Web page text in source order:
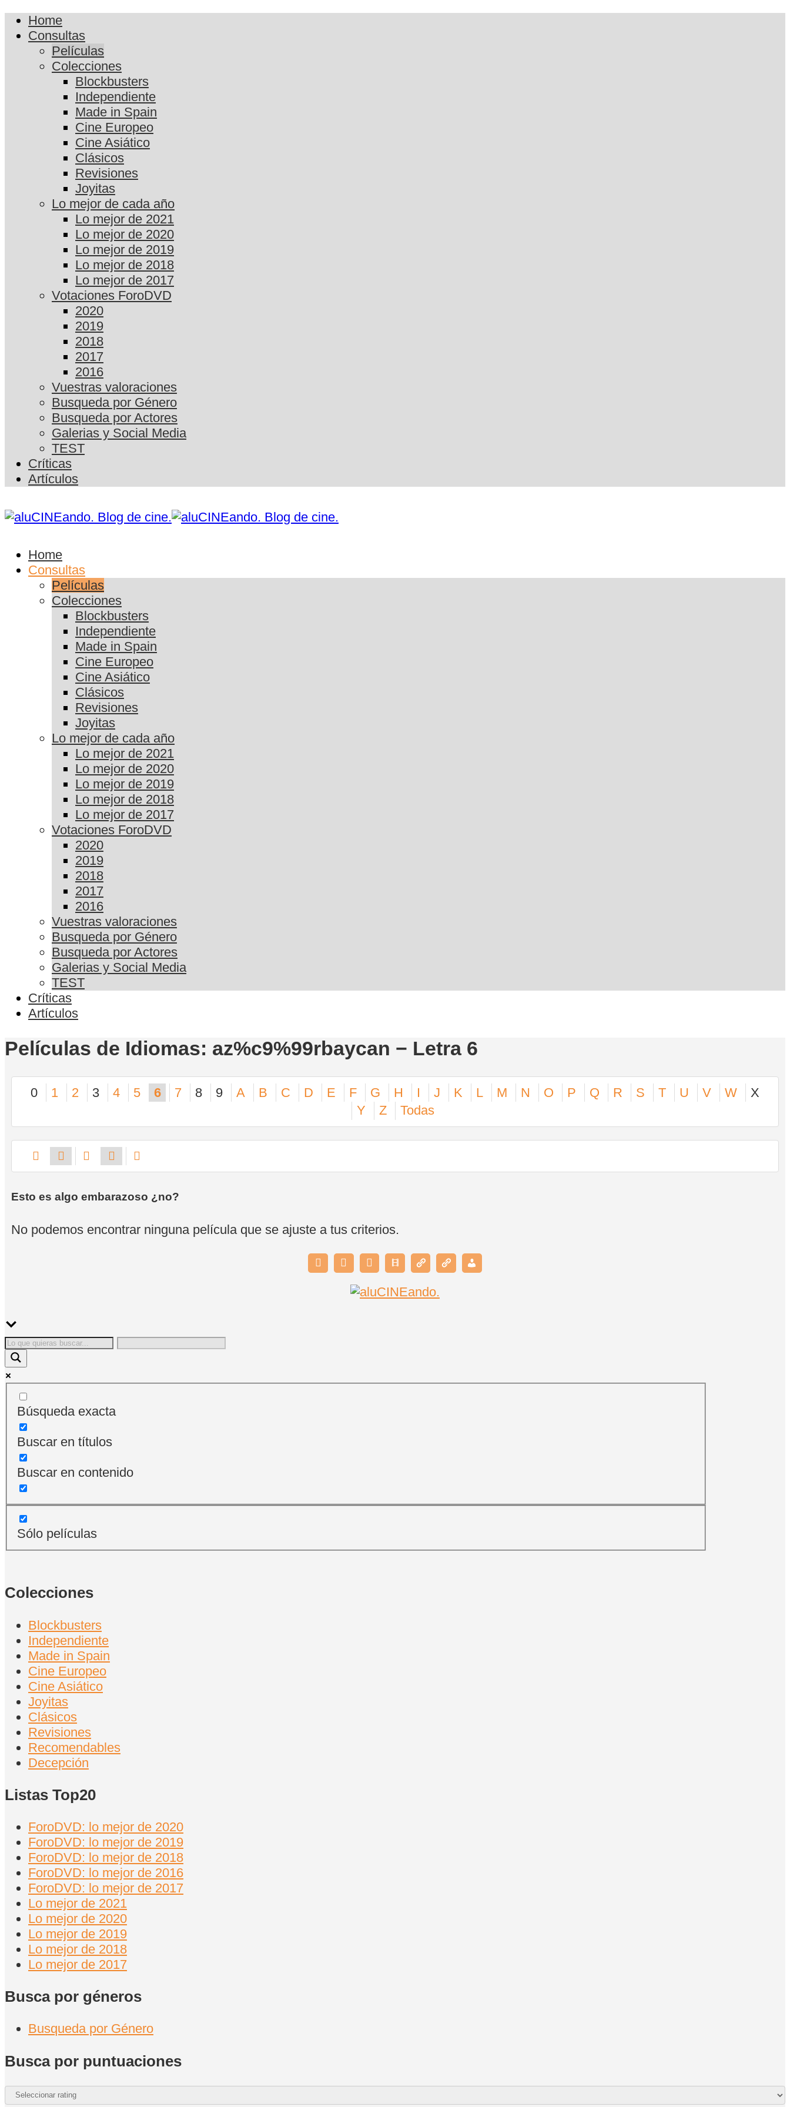
Home
Consultas
Películas
Colecciones
Blockbusters
Independiente
Made in Spain
Cine Europeo
Cine Asiático
Clásicos
Revisiones
Joyitas
Lo mejor de cada año
Lo mejor de 2021
Lo mejor de 2020
Lo mejor de 2019
Lo mejor de 2018
Lo mejor de 2017
Votaciones ForoDVD
2020
2019
2018
2017
2016
Vuestras valoraciones
Busqueda por Género
Busqueda por Actores
Galerias y Social Media
TEST
Críticas
Artículos
Home
Consultas
Películas
Colecciones
Blockbusters
Independiente
Made in Spain
Cine Europeo
Cine Asiático
Clásicos
Revisiones
Joyitas
Lo mejor de cada año
Lo mejor de 2021
Lo mejor de 2020
Lo mejor de 2019
Lo mejor de 2018
Lo mejor de 2017
Votaciones ForoDVD
2020
2019
2018
2017
2016
Vuestras valoraciones
Busqueda por Género
Busqueda por Actores
Galerias y Social Media
TEST
Críticas
Artículos
Películas de Idiomas: az%c9%99rbaycan − Letra 6
0 1 2 3 4 5 6 7 8 9 A B C D E F G H I J K L M N O P Q R S T U V W
X
Y
Z Todas
Esto es algo embarazoso ¿no?
No podemos encontrar ninguna película que se ajuste a tus criterios.
Búsqueda exacta
Buscar en títulos
Buscar en contenido
Sólo películas
Colecciones
Blockbusters
Independiente
Made in Spain
Cine Europeo
Cine Asiático
Joyitas
Clásicos
Revisiones
Recomendables
Decepción
Listas Top20
ForoDVD: lo mejor de 2020
ForoDVD: lo mejor de 2019
ForoDVD: lo mejor de 2018
ForoDVD: lo mejor de 2016
ForoDVD: lo mejor de 2017
Lo mejor de 2021
Lo mejor de 2020
Lo mejor de 2019
Lo mejor de 2018
Lo mejor de 2017
Busca por géneros
Busqueda por Género
Busca por puntuaciones